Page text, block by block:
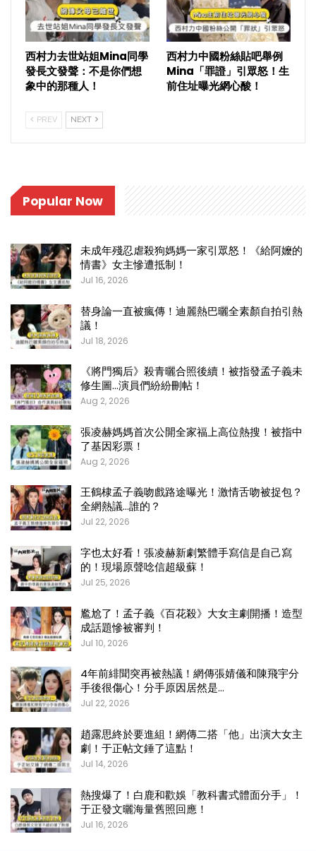
西村力去世站姐Mina同學
發長文發聲：不是你們想
象中的那種人！
西村力中國粉絲貼吧舉例
Mina「罪證」引眾怒！生
前住址曝光網心酸！
PREV NEXT
Popular Now
未成年殘忍虐殺狗媽媽一家引眾怒！《給阿嬤的
情書》女主慘遭抵制！
Jul 16, 2026
替身論一直被瘋傳！迪麗熱巴曬全素顏自拍引熱
議！
Jul 18, 2026
《將門獨后》殺青曬合照後續！被指發孟子義未
修生圖…演員們紛紛刪帖！
Aug 2, 2026
張凌赫媽媽首次公開全家福上高位熱搜！被指中
了基因彩票！
Aug 2, 2026
王鶴棣孟子義吻戲路途曝光！激情舌吻被捉包？
全網熱議…誰的？
Jul 22, 2026
字也太好看！張凌赫新劇繁體手寫信是自己寫
的！現場原聲唸信超級蘇！
Jul 25, 2026
尷尬了！孟子義《百花殺》大女主劇開播！造型
成話題慘被審判！
Jul 10, 2026
4年前緋聞突再被熱議！網傳張婧儀和陳飛宇分
手後很傷心！分手原因居然是…
Jul 22, 2026
趙露思終於要進組！網傳二搭「他」出演大女主
劇！于正帖文錘了這點！
Jul 14, 2026
熱搜爆了！白鹿和歡娛「教科書式體面分手」！
于正發文曬海量舊照回應！
Jul 16, 2026